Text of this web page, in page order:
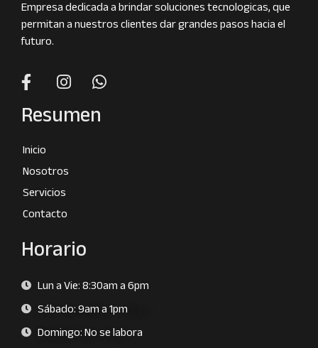
Empresa dedicada a brindar soluciones tecnologicas, que
permitan a nuestros clientes dar grandes pasos hacia el
futuro.
Resumen
Inicio
Nosotros
Servicios
Contacto
Horario
Lun a Vie: 8:30am a 6pm
Sábado: 9am a 1pm
Domingo: No se labora